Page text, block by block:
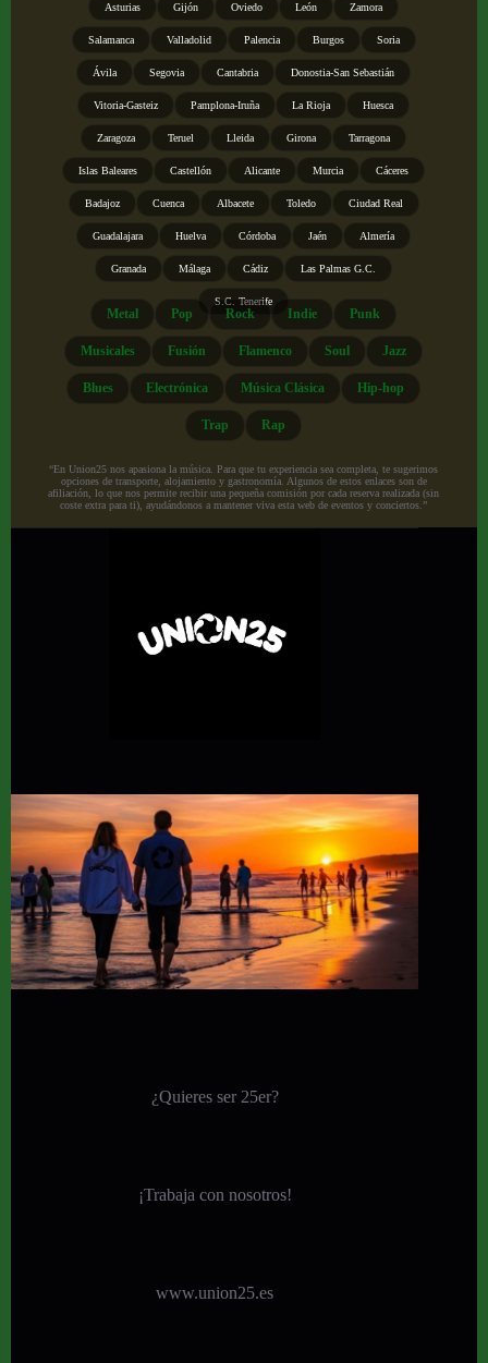
Asturias Gijón Oviedo León Zamora
Salamanca Valladolid Palencia Burgos Soria
Ávila Segovia Cantabria Donostia-San Sebastián
Vitoria-Gasteiz Pamplona-Iruña La Rioja Huesca
Zaragoza Teruel Lleida Girona Tarragona
Islas Baleares Castellón Alicante Murcia Cáceres
Badajoz Cuenca Albacete Toledo Ciudad Real
Guadalajara Huelva Córdoba Jaén Almería
Granada Málaga Cádiz Las Palmas G.C.
S.C. Tenerife
Metal Pop Rock Indie Punk
Musicales Fusión Flamenco Soul Jazz
Blues Electrónica Música Clásica Hip-hop
Trap Rap
“En Union25 nos apasiona la música. Para que tu experiencia sea completa, te sugerimos
opciones de transporte, alojamiento y gastronomía. Algunos de estos enlaces son de
afiliación, lo que nos permite recibir una pequeña comisión por cada reserva realizada (sin
coste extra para ti), ayudándonos a mantener viva esta web de eventos y conciertos.”
¿Quieres ser 25er?
¡Trabaja con nosotros!
www.union25.es